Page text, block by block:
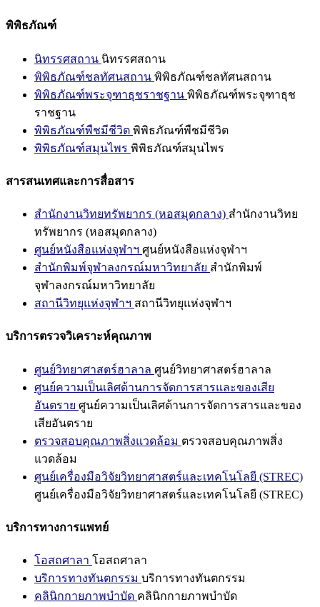
พิพิธภัณฑ์
นิทรรศสถาน นิทรรศสถาน
พิพิธภัณฑ์ชลทัศนสถาน พิพิธภัณฑ์ชลทัศนสถาน
พิพิธภัณฑ์พระจุฑาธุชราชฐาน พิพิธภัณฑ์พระจุฑาธุช
ราชฐาน
พิพิธภัณฑ์พืชมีชีวิต พิพิธภัณฑ์พืชมีชีวิต
พิพิธภัณฑ์สมุนไพร พิพิธภัณฑ์สมุนไพร
สารสนเทศและการสื่อสาร
สำนักงานวิทยทรัพยากร (หอสมุดกลาง) สำนักงานวิทย
ทรัพยากร (หอสมุดกลาง)
ศูนย์หนังสือแห่งจุฬาฯ ศูนย์หนังสือแห่งจุฬาฯ
สำนักพิมพ์จุฬาลงกรณ์มหาวิทยาลัย สำนักพิมพ์
จุฬาลงกรณ์มหาวิทยาลัย
สถานีวิทยุแห่งจุฬาฯ สถานีวิทยุแห่งจุฬาฯ
บริการตรวจวิเคราะห์คุณภาพ
ศูนย์วิทยาศาสตร์ฮาลาล ศูนย์วิทยาศาสตร์ฮาลาล
ศูนย์ความเป็นเลิศด้านการจัดการสารและของเสีย
อันตราย ศูนย์ความเป็นเลิศด้านการจัดการสารและของ
เสียอันตราย
ตรวจสอบคุณภาพสิ่งแวดล้อม ตรวจสอบคุณภาพสิ่ง
แวดล้อม
ศูนย์เครื่องมือวิจัยวิทยาศาสตร์และเทคโนโลยี (STREC)
ศูนย์เครื่องมือวิจัยวิทยาศาสตร์และเทคโนโลยี (STREC)
บริการทางการแพทย์
โอสถศาลา โอสถศาลา
บริการทางทันตกรรม บริการทางทันตกรรม
คลินิกกายภาพบำบัด คลินิกกายภาพบำบัด